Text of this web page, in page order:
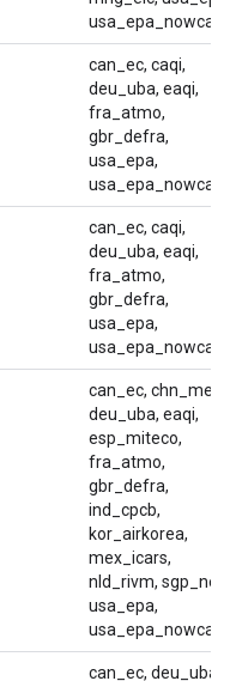
usa_epa_nowcast
can_ec, caqi,
deu_uba, eaqi,
fra_atmo,
gbr_defra,
usa_epa,
usa_epa_nowcast
can_ec, caqi,
deu_uba, eaqi,
fra_atmo,
gbr_defra,
usa_epa,
usa_epa_nowcast
can_ec, chn_mep,
deu_uba, eaqi,
esp_miteco,
fra_atmo,
gbr_defra,
ind_cpcb,
kor_airkorea,
mex_icars,
nld_rivm, sgp_nea,
usa_epa,
usa_epa_nowcast
can_ec, deu_uba,